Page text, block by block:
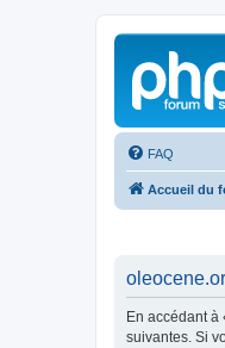
FAQ
Accueil du
En accédant
suivantes. Si